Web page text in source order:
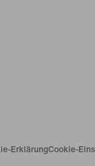
ErklärungCookie-